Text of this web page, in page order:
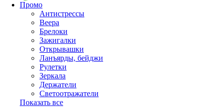
Промо
Антистрессы
Веера
Брелоки
Зажигалки
Открывашки
Ланъярды, бейджи
Рулетки
Зеркала
Держатели
Светоотражатели
Показать все